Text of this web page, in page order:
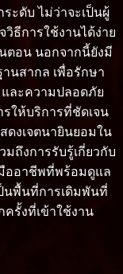
ะดับ ไม่ว่าจะเป็นผู้
ธีการใช้งานได้ง่าย
ตอน นอกจากนี้ยังมี
นสากล เพื่อรักษา
และความปลอดภัย
รให้บริการที่ชัดเจน
ดงเจตนายินยอมใน
มถึงการรับรู้เกี่ยวกับ
ออาชีพที่พร้อมดูแล
ป็นพื้นที่การเดิมพันที่
ครั้งที่เข้าใช้งาน